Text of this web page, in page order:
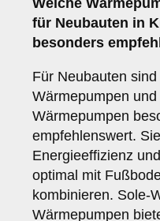
Welche
für Neubauten in
besonders
Für Neubauten
Wärmepumpen
Wärmepumpen
empfehlenswert.
Energieeffizienz
optimal mit
kombinieren. Sole-
Wärmepumpen